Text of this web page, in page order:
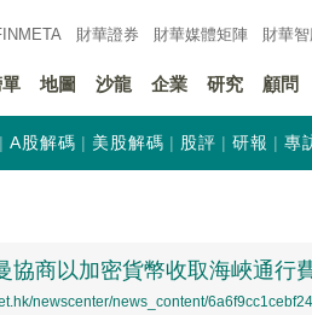
財華證券 財華媒體矩陣 財華
地圖 沙龍 企業 研究 顧問
A股解碼 美股解碼 股評 研報 專
協商以加密貨幣收取海峽通行
newscenter/news_content/